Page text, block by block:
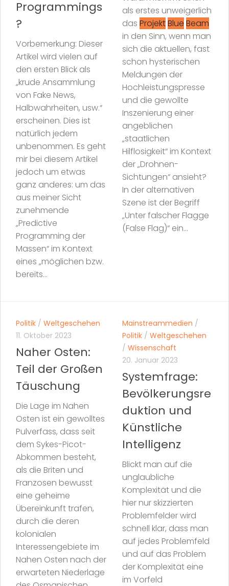
Programmings
?
Vorbemerkung: Dieser
Artikel wird vielen auf
den ersten Blick als
„krude Ansammlung
von Fake News,
Halbwahrheiten, usw.“
erscheinen. Dies ist
natürlich jedem
unbenommen. Es geht
mir bei diesem Artikel
jedoch um etwas
ganz anderes: um das
aus meiner Sicht
zunehmende
„Predictive
Programming der
Massen“ im Kontext
eines „möglichen bzw.
bereits...
als erstes unweigerlich
das ProjektBlue Beam
in den Sinn, wenn man
sich die aktuellen, fast
schon hysterischen
Meldungen der
Hochleistungspresse
und die gewollte
Inszenierung einer
angeblichen
„staatlichen
Hilflosigkeit“ im Kontext
der „Drohnen-
Sichtungen“ ansieht?
In der alternativen
Szene ist der Begriff
„Unter falscher Flagge
(False Flag)“ ein...
Politik / Weltgeschehen
11. Oktober 2023
Naher Osten:
Teil der Großen
Täuschung
Die Lage im Nahen
Osten ist ein gewolltes
Pulverfass, dass seit
dem Sykes-Picot-
Abkommen besteht,
als die Briten und
Franzosen bewusst
eine geheime
Übereinkunft trafen,
durch die deren
kolonialen
Interessengebiete im
Nahen Osten nach der
erwarteten Niederlage
Mainstreammedien /
Politik / Weltgeschehen
/ Wissenschaft
20. Januar 2023
Systemfrage:
Bevölkerungsre
duktion und
Künstliche
Intelligenz
Blickt man auf die
unglaubliche
Komplexität und die
hier nur skizzierten
Problemfelder wird
schnell klar, dass man
auf jedes Problemfeld
und auf das Problem
der Komplexität eine
im Vorfeld